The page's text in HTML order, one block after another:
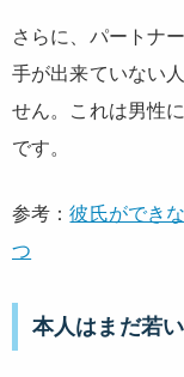
さらに、パートナ
手が出来ていない
せん。これは男性
です。
参考：彼氏ができ
つ
本人はまだ若